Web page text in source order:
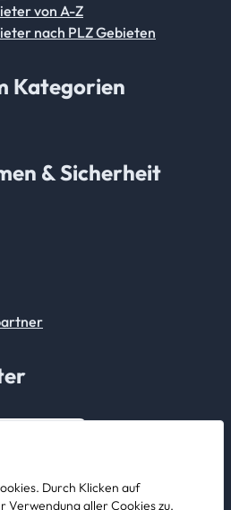
Durch Klicken auf
Verwendung aller Cookies zu.
von A-Z
nach PLZ Gebieten
Kategorien
& Sicherheit